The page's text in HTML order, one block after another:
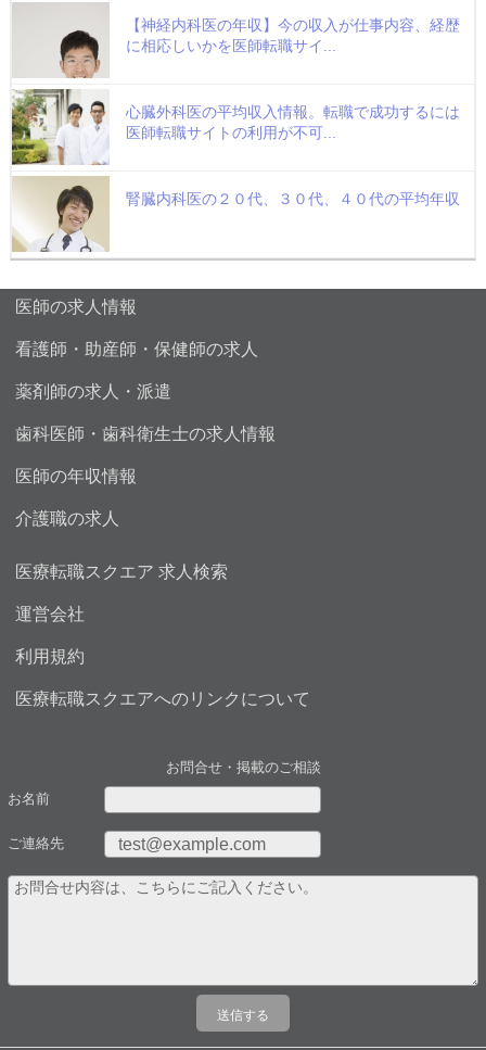
【神経内科医の年収】今の収入が仕事内容、経歴
に相応しいかを医師転職サイ...
心臓外科医の平均収入情報。転職で成功するには
医師転職サイトの利用が不可...
腎臓内科医の２０代、３０代、４０代の平均年収
医師の求人情報
看護師・助産師・保健師の求人
薬剤師の求人・派遣
歯科医師・歯科衛生士の求人情報
医師の年収情報
介護職の求人
医療転職スクエア 求人検索
運営会社
利用規約
医療転職スクエアへのリンクについて
お問合せ・掲載のご相談
お名前
ご連絡先